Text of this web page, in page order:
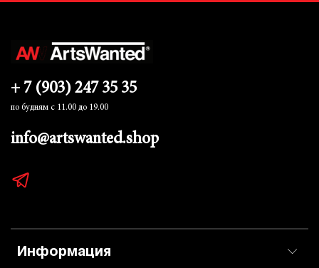
Информация
+ 7 (903) 247 35 35
по будням с 11.00 до 19.00
info@artswanted.shop